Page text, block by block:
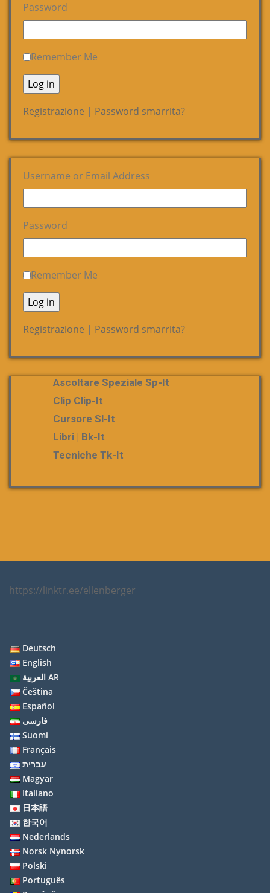
Password
Remember Me
Registrazione | Password smarrita?
Username or Email Address
Password
Remember Me
Registrazione | Password smarrita?
Ascoltare Speziale Sp-It
Clip Clip-It
Cursore Sl-It
Libri | Bk-It
Tecniche Tk-It
https://linktr.ee/ellenberger
Deutsch
English
العربية AR
Čeština
Español
فارسی
Suomi
Français
עברית
Magyar
Italiano
日本語
한국어
Nederlands
Norsk Nynorsk
Polski
Português